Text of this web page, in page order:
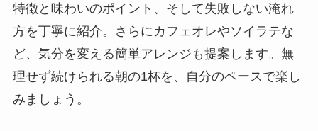
特徴と味わいのポイント、そして失敗しない淹れ
方を丁寧に紹介。さらにカフェオレやソイラテな
ど、気分を変える簡単アレンジも提案します。無
理せず続けられる朝の1杯を、自分のペースで楽し
みましょう。